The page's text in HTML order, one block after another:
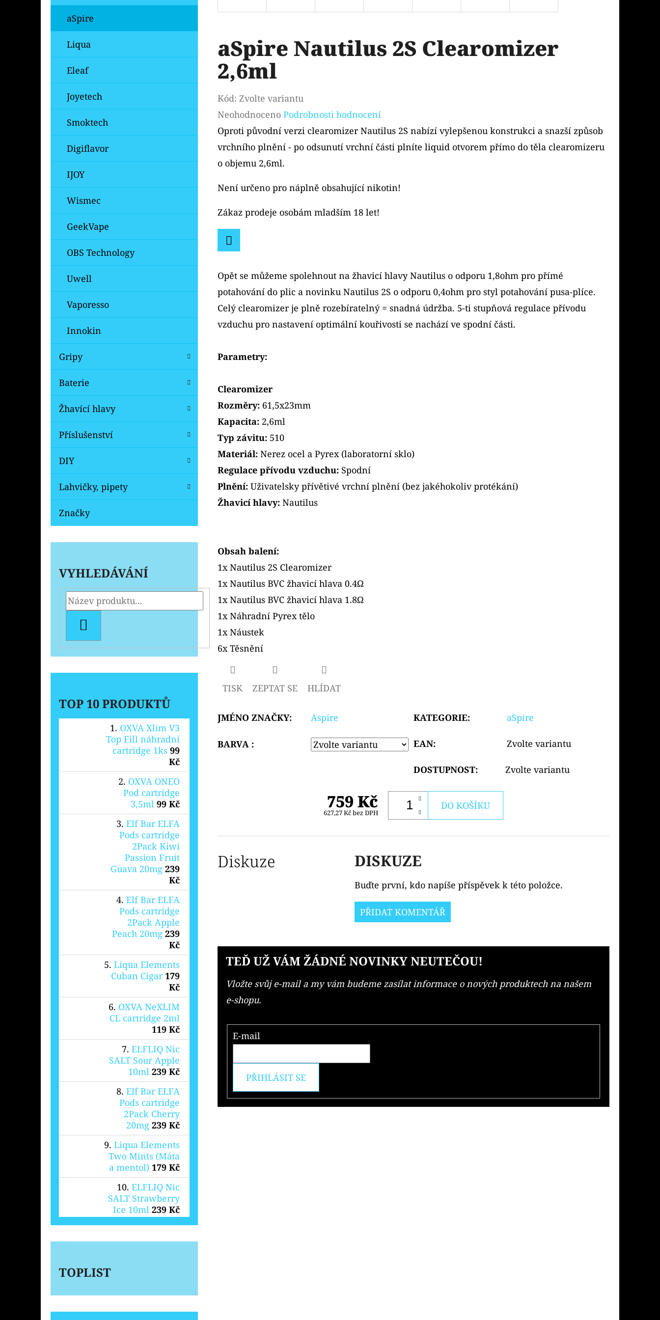
aSpire
Liqua
Eleaf
Joyetech
Smoktech
Digiflavor
IJOY
Wismec
GeekVape
OBS Technology
Uwell
Vaporesso
Innokin
Gripy
Baterie
Žhavící hlavy
Příslušenství
DIY
Lahvičky, pipety
Značky
VYHLEDÁVÁNÍ
TOP 10 PRODUKTŮ
OXVA Xlim V3
Top Fill náhradní
cartridge 1ks 99
Kč
OXVA ONEO
Pod cartridge
3,5ml 99 Kč
Elf Bar ELFA
Pods cartridge
2Pack Kiwi
Passion Fruit
Guava 20mg 239
Kč
Elf Bar ELFA
Pods cartridge
2Pack Apple
Peach 20mg 239
Kč
Liqua Elements
Cuban Cigar 179
Kč
OXVA NeXLIM
CL cartridge 2ml
119 Kč
ELFLIQ Nic
SALT Sour Apple
10ml 239 Kč
Elf Bar ELFA
Pods cartridge
2Pack Cherry
20mg 239 Kč
Liqua Elements
Two Mints (Máta
a mentol) 179 Kč
ELFLIQ Nic
SALT Strawberry
Ice 10ml 239 Kč
TOPLIST
aSpire Nautilus 2S Clearomizer
2,6ml
Kód: Zvolte variantu
Průměrné
hodnocení
produktu
je
z
5
hvězdiček.
Neohodnoceno Podrobnosti hodnocení
Oproti původní verzi clearomizer Nautilus 2S nabízí vylepšenou konstrukci a snazší způsob
vrchního plnění - po odsunutí vrchní části plníte liquid otvorem přímo do těla clearomizeru
o objemu 2,6ml.
Není určeno pro náplně obsahující nikotin!
Zákaz prodeje osobám mladším 18 let!
Opět se můžeme spolehnout na žhavicí hlavy Nautilus o odporu 1,8ohm pro přímé
potahování do plic a novinku Nautilus 2S o odporu 0,4ohm pro styl potahování pusa-plíce.
Celý clearomizer je plně rozebíratelný = snadná údržba. 5-ti stupňová regulace přívodu
vzduchu pro nastavení optimální kouřivosti se nachází ve spodní části.
Parametry:
Clearomizer
Rozměry: 61,5x23mm
Kapacita: 2,6ml
Typ závitu: 510
Materiál: Nerez ocel a Pyrex (laboratorní sklo)
Regulace přívodu vzduchu: Spodní
Plnění: Uživatelsky přívětivé vrchní plnění (bez jakéhokoliv protékání)
Žhavicí hlavy: Nautilus
Obsah balení:
1x Nautilus 2S Clearomizer
1x Nautilus BVC žhavicí hlava 0.4Ω
1x Nautilus BVC žhavicí hlava 1.8Ω
1x Náhradní Pyrex tělo
1x Náustek
6x Těsnění
TISK ZEPTAT SE HLÍDAT
JMÉNO ZNAČKY: Aspire
BARVA :
KATEGORIE: aSpire
EAN: Zvolte variantu
DOSTUPNOST: Zvolte variantu
759 Kč
627,27 Kč bez DPH
DO KOŠÍKU
Diskuze DISKUZE
Buďte první, kdo napíše příspěvek k této položce.
PŘIDAT KOMENTÁŘ
TEĎ UŽ VÁM ŽÁDNÉ NOVINKY NEUTEČOU!
Vložte svůj e-mail a my vám budeme zasílat informace o nových produktech na našem
e-shopu.
E-mail
PŘIHLÁSIT SE